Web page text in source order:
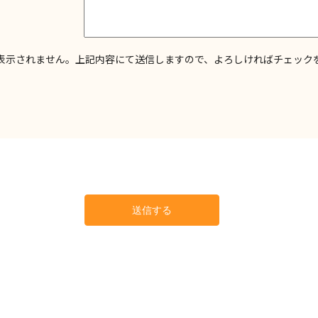
示されません。上記内容にて送信しますので、よろしければチェック